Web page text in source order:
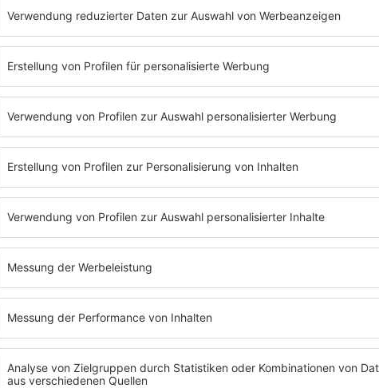
PODCAST#292 JENS
RIEWA
Jens Riewa bei Barbara Schöneberger im
Podcast über Drohnen, seine Vogelspinne
und Paparazzi.
MEHR LESEN